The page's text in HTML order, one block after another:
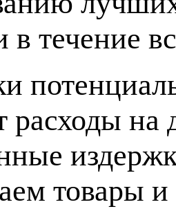
в течение
расходы на
товары и